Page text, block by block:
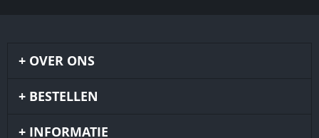
OVER ONS
BESTELLEN
INFORMATIE